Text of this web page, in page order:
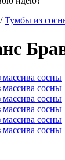
/ Тумбы из